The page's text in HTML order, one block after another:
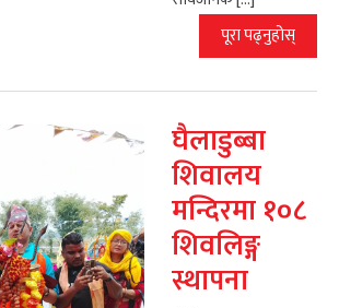
पूरा पढ्नुहोस्
घैलाडुब्बा
शिवालय
मन्दिरमा १०८
शिवलिङ्ग
स्थापना